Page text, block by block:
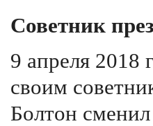
Советник
9 апреля 2018
своим
Болтон